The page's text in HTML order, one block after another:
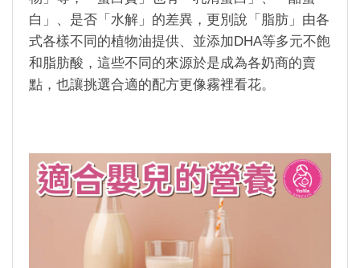
白」、是否「水解」的差異，更別說「脂肪」由各
式各樣不同的植物油提供、並添加DHA等多元不飽
和脂肪酸，這些不同的來源於是成為各奶商的賣
點，也讓挑選合適的配方更像霧裡看花。